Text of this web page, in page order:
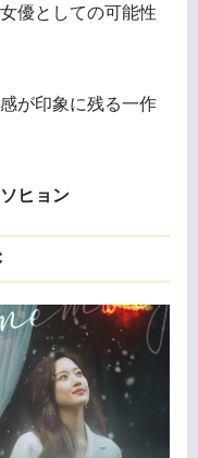
優としての可能性
が印象に残る一作
ヒョン